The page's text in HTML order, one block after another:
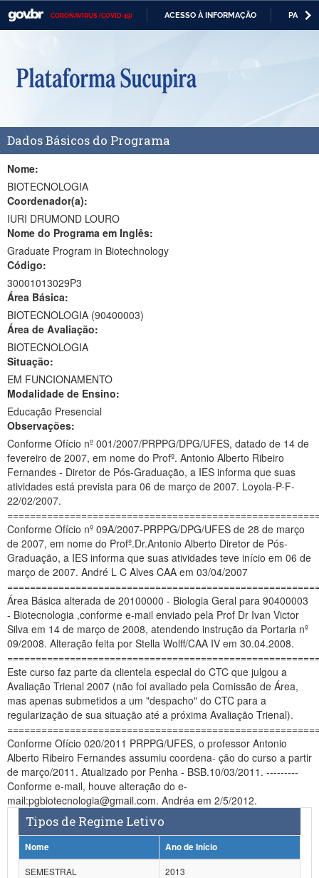
CORONAVÍRUS (COVID-19) ACESSO À INFORMAÇÃO
Casa Civil
Ministério da Defesa
Ministério da Economia
Ministério da Infraestrutura
Ministério da Educação
Ministério da Cidadania
Ministério da Saúde
Ministério da Ciência, Tecnologia, Inovações e Comunicações
Ministério do Meio Ambiente
Ministério do Turismo
Ministério do Desenvolvimento Regional
Ministério da Mulher, da Família e dos Direitos Humanos
Gabinete de Segurança Institucional
Advocacia-Geral da União
Banco Central do Brasil
Dados Básicos do Programa
Nome:
BIOTECNOLOGIA
Coordenador(a):
IURI DRUMOND LOURO
Nome do Programa em Inglês:
Graduate Program in Biotechnology
Código:
30001013029P3
Área Básica:
BIOTECNOLOGIA (90400003)
Área de Avaliação:
BIOTECNOLOGIA
Situação:
EM FUNCIONAMENTO
Modalidade de Ensino:
Educação Presencial
Observações:
Conforme Ofício nº 001/2007/PRPPG/DPG/UFES, datado de 14 de
fevereiro de 2007, em nome do Profº. Antonio Alberto Ribeiro
Fernandes - Diretor de Pós-Graduação, a IES informa que suas
atividades está prevista para 06 de março de 2007. Loyola-P-F-
22/02/2007.
Conforme Ofício nº 09A/2007-PRPPG/DPG/UFES de 28 de março
de 2007, em nome do Profº.Dr.Antonio Alberto Diretor de Pós-
Graduação, a IES informa que suas atividades teve início em 06 de
março de 2007. André L C Alves CAA em 03/04/2007
Área Básica alterada de 20100000 - Biologia Geral para 90400003
- Biotecnologia ,conforme e-mail enviado pela Prof Dr Ivan Victor
Silva em 14 de março de 2008, atendendo instrução da Portaria nº
09/2008. Alteração feita por Stella Wolff/CAA IV em 30.04.2008.
Este curso faz parte da clientela especial do CTC que julgou a
Avaliação Trienal 2007 (não foi avaliado pela Comissão de Área,
mas apenas submetidos a um "despacho" do CTC para a
regularização de sua situação até a próxima Avaliação Trienal).
Conforme Ofício 020/2011 PRPPG/UFES, o professor Antonio
Alberto Ribeiro Fernandes assumiu coordena- ção do curso a partir
de março/2011. Atualizado por Penha - BSB.10/03/2011. ---------
Conforme e-mail, houve alteração do e-
mail:pgbiotecnologia@gmail.com. Andréa em 2/5/2012.
Tipos de Regime Letivo
Nome
Ano de Início
SEMESTRAL
2013